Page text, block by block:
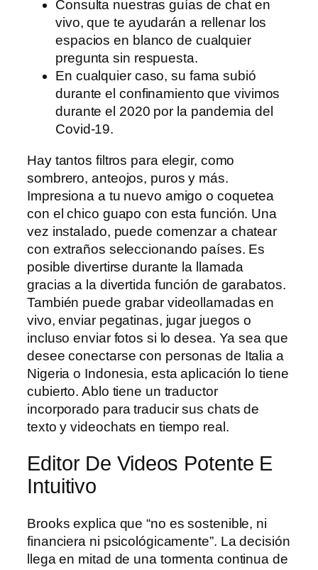
Consulta nuestras guías de chat en
vivo, que te ayudarán a rellenar los
espacios en blanco de cualquier
pregunta sin respuesta.
En cualquier caso, su fama subió
durante el confinamiento que vivimos
durante el 2020 por la pandemia del
Covid-19.
Hay tantos filtros para elegir, como
sombrero, anteojos, puros y más.
Impresiona a tu nuevo amigo o coquetea
con el chico guapo con esta función. Una
vez instalado, puede comenzar a chatear
con extraños seleccionando países. Es
posible divertirse durante la llamada
gracias a la divertida función de garabatos.
También puede grabar videollamadas en
vivo, enviar pegatinas, jugar juegos o
incluso enviar fotos si lo desea. Ya sea que
desee conectarse con personas de Italia a
Nigeria o Indonesia, esta aplicación lo tiene
cubierto. Ablo tiene un traductor
incorporado para traducir sus chats de
texto y videochats en tiempo real.
Editor De Videos Potente E
Intuitivo
Brooks explica que “no es sostenible, ni
financiera ni psicológicamente”. La decisión
llega en mitad de una tormenta continua de